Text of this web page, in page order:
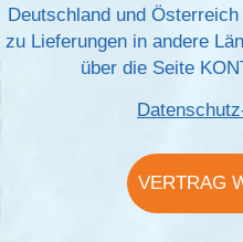
Deutschland und
zu Lieferungen in andere
über die Seite
VERTRAG